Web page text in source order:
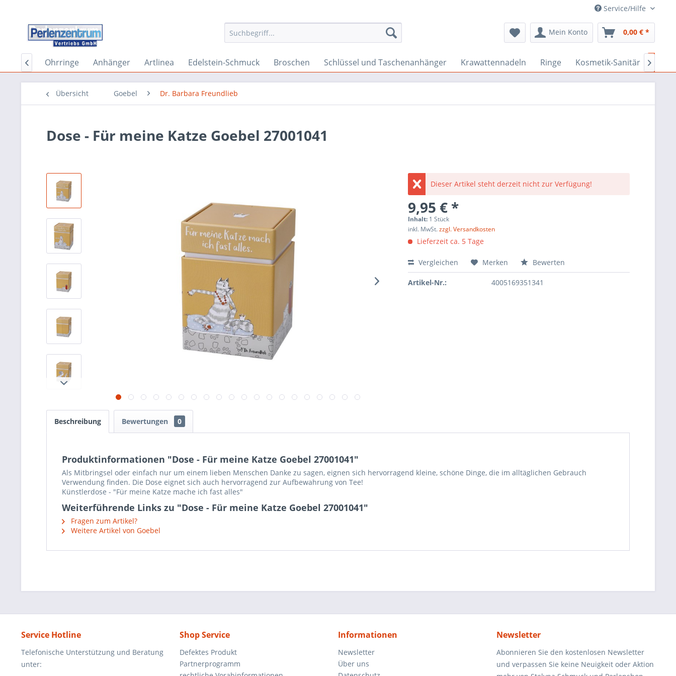
Service/Hilfe
Mein Konto 0,00 € *
Ohrringe Anhänger Artlinea Edelstein-Schmuck Broschen Schlüssel und Taschenanhänger Krawattennadeln Ringe Kosmetik-Sanitär
 
Übersicht Goebel Dr. Barbara Freundlieb
Dose - Für meine Katze Goebel 27001041
Dieser Artikel steht derzeit nicht zur Verfügung!
9,95 € *
Inhalt: 1 Stück
inkl. MwSt.zzgl. Versandkosten
Lieferzeit ca. 5 Tage
Vergleichen Merken Bewerten
Artikel-Nr.: 4005169351341
Beschreibung Bewertungen 0
Produktinformationen "Dose - Für meine Katze Goebel 27001041"
Als Mitbringsel oder einfach nur um einem lieben Menschen Danke zu sagen, eignen sich hervorragend kleine, schöne Dinge, die im alltäglichen Gebrauch
Verwendung finden. Die Dose eignet sich auch hervorragend zur Aufbewahrung von Tee!
Künstlerdose - "Für meine Katze mache ich fast alles"
Weiterführende Links zu "Dose - Für meine Katze Goebel 27001041"
Fragen zum Artikel?
Weitere Artikel von Goebel
Service Hotline
Telefonische Unterstützung und Beratung
unter:
Shop Service
Defektes Produkt
Partnerprogramm
Informationen
Newsletter
Über uns
Newsletter
Abonnieren Sie den kostenlosen Newsletter
und verpassen Sie keine Neuigkeit oder Aktion